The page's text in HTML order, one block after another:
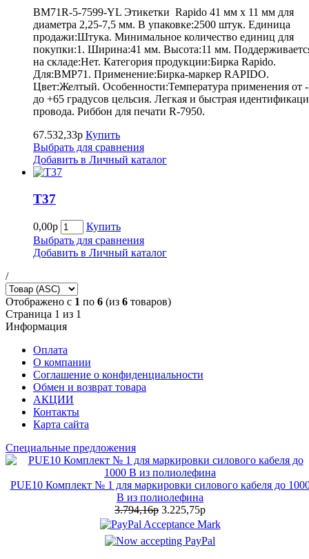
BM71R-5-7599-YL Этикетки Rapido 41 мм х 11 мм для
диаметра 2,25-7,5 мм. В упаковке:2500 штук. Единица
продажи:Штука. Минимальное количество единиц для
покупки:1. Ширина:41 мм. Высота:11 мм.
на складе:Нет. Категория продукции:Бирка Rapido.
Для:BMP71. Применение:Бирка-маркер RAPIDO.
Цвет:Желтый. Особенности:Температура применения от
до +65 градусов цельсия. Легкая и быстрая
провода. Риббон для печати R-7950.
67.532,33р Купить
Выбрать для сравнения
Добавить в Личный каталог
Т37
0,00р
Купить
Выбрать для сравнения
Добавить в Личный каталог
/
Отображено с 1 по 6 (из 6 товаров)
Страница 1 из 1
Информация
Оплата
О компании
Соглашение о конфиденциальности
Обмен и возврат товара
АКЦИИ
Контакты
Карта сайта
Специальные предложения
PUE10 Комплект № 1 для маркировки силового кабеля до
В из полиолефина
3.794,16р 3.225,75р